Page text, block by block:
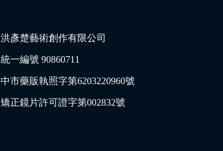
洪彥楚藝術創作有限公司
統一編號 90860711
中市藥販執照字第6203220960號
矯正鏡片許可證字第002832號